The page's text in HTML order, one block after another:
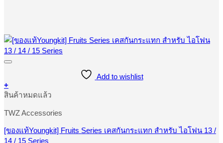
Add to wishlist
+
This
has
multiple
variants.
The
สินค้าหมดแล้ว
TWZ Accessories
[ของแท้Youngkit] Fruits Series เคสกันกระแทก สำหรับ ไอโฟน 13 /
14 / 15 Series